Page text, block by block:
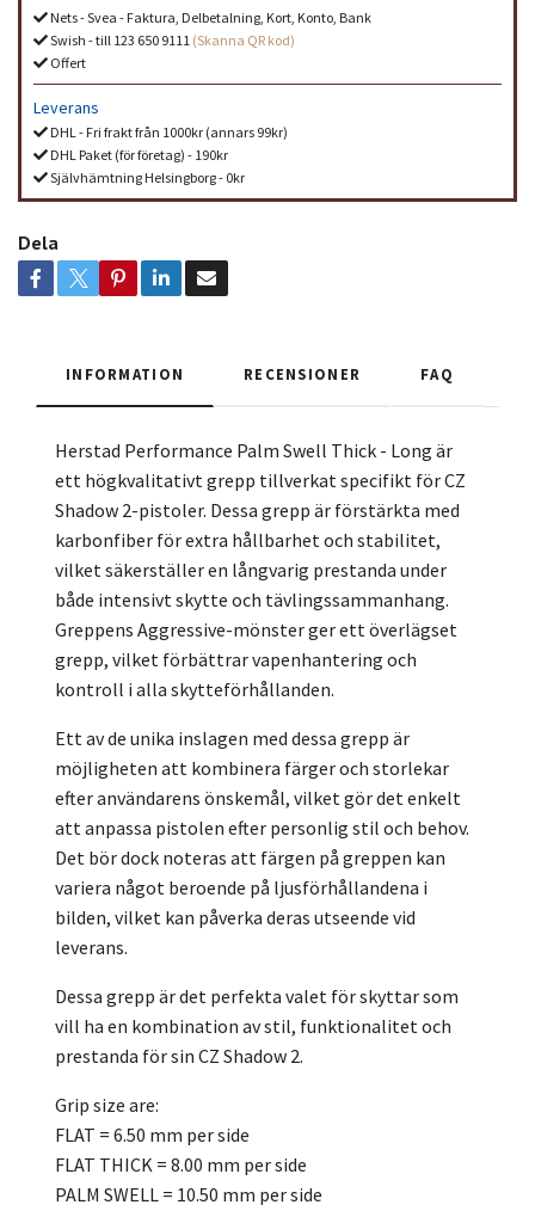
Nets - Svea - Faktura, Delbetalning, Kort, Konto, Bank
Swish - till 123 650 9111 (Skanna QR kod)
Offert
Leverans
DHL - Fri frakt från 1000kr (annars 99kr)
DHL Paket (för företag) - 190kr
Självhämtning Helsingborg - 0kr
Dela
INFORMATION RECENSIONER FAQ
Herstad Performance Palm Swell Thick - Long är
ett högkvalitativt grepp tillverkat specifikt för CZ
Shadow 2-pistoler. Dessa grepp är förstärkta med
karbonfiber för extra hållbarhet och stabilitet,
vilket säkerställer en långvarig prestanda under
både intensivt skytte och tävlingssammanhang.
Greppens Aggressive-mönster ger ett överlägset
grepp, vilket förbättrar vapenhantering och
kontroll i alla skytteförhållanden.
Ett av de unika inslagen med dessa grepp är
möjligheten att kombinera färger och storlekar
efter användarens önskemål, vilket gör det enkelt
att anpassa pistolen efter personlig stil och behov.
Det bör dock noteras att färgen på greppen kan
variera något beroende på ljusförhållandena i
bilden, vilket kan påverka deras utseende vid
leverans.
Dessa grepp är det perfekta valet för skyttar som
vill ha en kombination av stil, funktionalitet och
prestanda för sin CZ Shadow 2.
Grip size are:
FLAT = 6.50 mm per side
FLAT THICK = 8.00 mm per side
PALM SWELL = 10.50 mm per side